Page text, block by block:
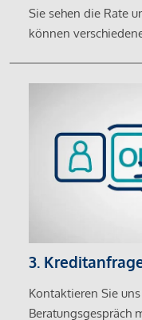
Sie sehen die Rate
können
3.
Kontaktieren Sie
Beratungsgespräch